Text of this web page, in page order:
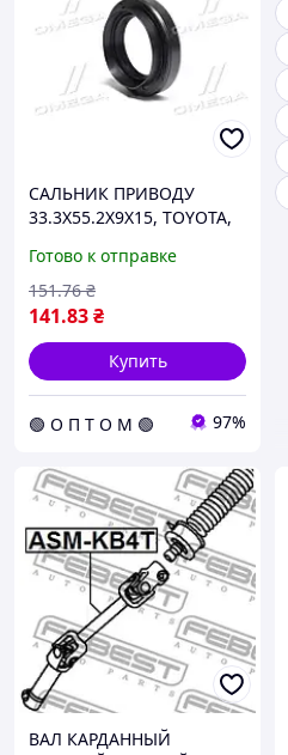
САЛЬНИК ПРИВОДУ
33.3X55.2X9X15, TOYOTA,
FEBEST) 95HAY-35550915C
C.I.U
Готово к отправке
141.83₴
151.76 ₴
Купить
🟢 О П Т О М 🟢 97%
ВАЛ КАРДАННЫЙ